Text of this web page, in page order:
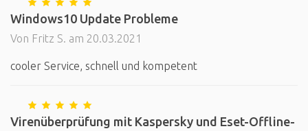
Windows10 Update Probleme
Von Fritz S. am 20.03.2021
cooler Service, schnell und kompetent
Virenüberprüfung mit Kaspersky und Eset-Offline-